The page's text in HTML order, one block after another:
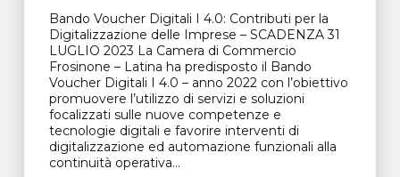
Bando Voucher Digitali I 4.0: Contributi per la
Digitalizzazione delle Imprese – SCADENZA 31
LUGLIO 2023 La Camera di Commercio
Frosinone – Latina ha predisposto il Bando
Voucher Digitali I 4.0 – anno 2022 con l’obiettivo
promuovere l’utilizzo di servizi e soluzioni
focalizzati sulle nuove competenze e
tecnologie digitali e favorire interventi di
digitalizzazione ed automazione funzionali alla
continuità operativa...